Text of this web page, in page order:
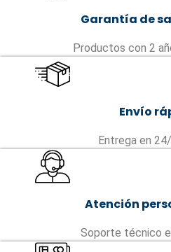
Garantía de
Productos con 2
Envío
Entrega en
Atención
Soporte técnico